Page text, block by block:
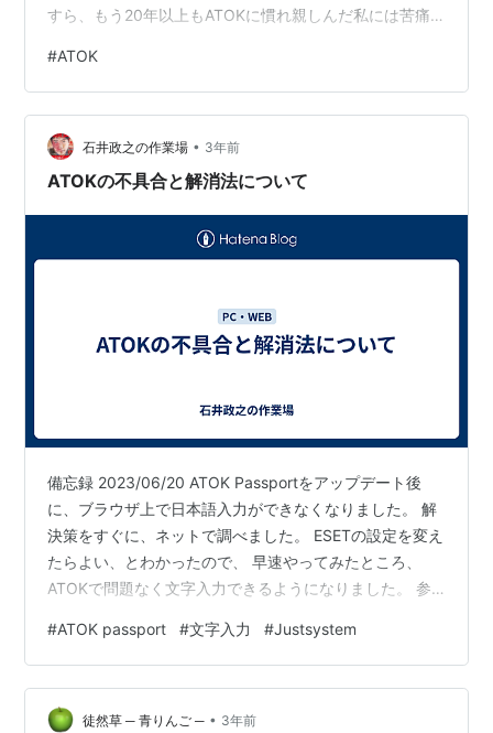
すら、もう20年以上もATOKに慣れ親しんだ私には苦痛
#ATOK
石井政之の作業場 • 3年前
ATOKの不具合と解消法について
備忘録 2023/06/20 ATOK Passportをアップデート後
に、ブラウザ上で日本語入力ができなくなりました。 解
決策をすぐに、ネットで調べました。 ESETの設定を変え
たらよい、とわかったので、 早速やってみたところ、
ATOKで問題なく文字入力できるようになりました。 参
ブラウザー上で日本語文字が入力できなくなった
[058600]ESET導入環境で、ATOKアップデート後にブラ
ウザー上で日本語文字が入力できなくなった 2022年11月
にも、同じような不具合が発生していたようです。 過去
#ATOK passport #文字入力 #Justsystem
徒然草 ─ 青りんご ─ • 3年前